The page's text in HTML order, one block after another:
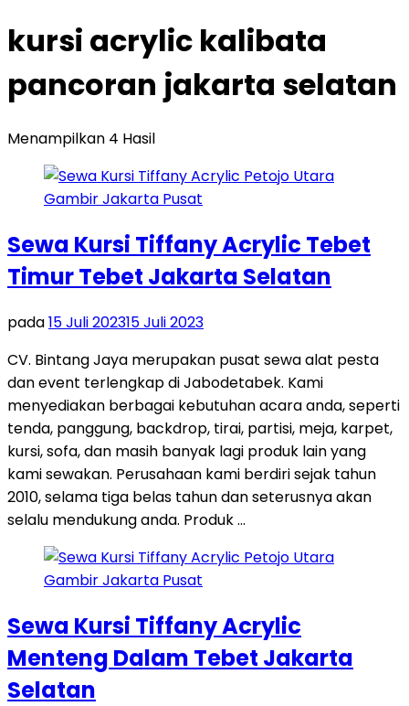
kursi acrylic kalibata
pancoran jakarta selatan
Menampilkan 4 Hasil
Sewa Kursi Tiffany Acrylic Tebet
Timur Tebet Jakarta Selatan
pada15 Juli 202315 Juli 2023
CV. Bintang Jaya merupakan pusat sewa alat pesta
dan event terlengkap di Jabodetabek. Kami
menyediakan berbagai kebutuhan acara anda, seperti
tenda, panggung, backdrop, tirai, partisi, meja, karpet,
kursi, sofa, dan masih banyak lagi produk lain yang
kami sewakan. Perusahaan kami berdiri sejak tahun
2010, selama tiga belas tahun dan seterusnya akan
selalu mendukung anda. Produk …
Sewa Kursi Tiffany Acrylic
Menteng Dalam Tebet Jakarta
Selatan